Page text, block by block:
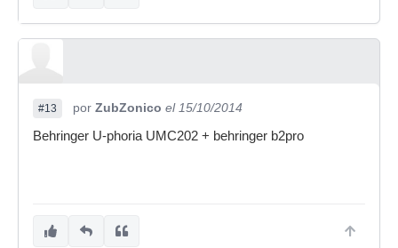
#13 por ZubZonico el 15/10/2014
Behringer U-phoria UMC202 + behringer b2pro